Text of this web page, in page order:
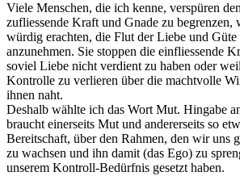
Viele Menschen, die ich kenne, verspüren
zufliessende Kraft und Gnade zu begrenzen,
würdig erachten, die Flut der Liebe und
anzunehmen. Sie stoppen die einfliessende
soviel Liebe nicht verdient zu haben oder
Kontrolle zu verlieren über die machtvolle
ihnen naht.
Deshalb wählte ich das Wort Mut. Hingabe
braucht einerseits Mut und andererseits so
Bereitschaft, über den Rahmen, den wir uns
zu wachsen und ihn damit (das Ego) zu
unserem Kontroll-Bedürfnis gesetzt haben.